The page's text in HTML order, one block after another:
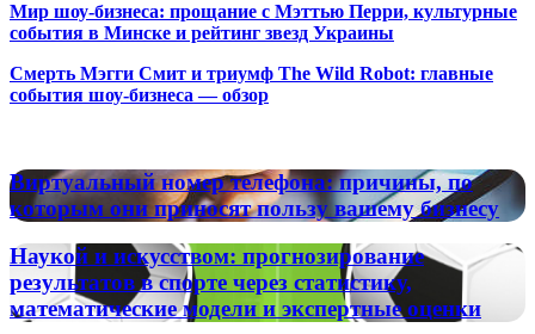
Мир шоу-бизнеса: прощание с Мэттью Перри, культурные
события в Минске и рейтинг звезд Украины
Смерть Мэгги Смит и триумф The Wild Robot: главные
события шоу-бизнеса — обзор
Виртуальный
номер
телефона:
причины,
по
которым
они
приносят
Виртуальный номер телефона: причины, по
которым они приносят пользу вашему бизнесу
Наукой
и
искусством:
прогнозирование
Наукой и искусством: прогнозирование
результатов в спорте через статистику,
математические модели и экспертные оценки